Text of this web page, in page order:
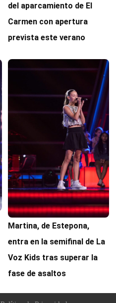
del aparcamiento de El
Carmen con apertura
prevista este verano
Martina, de Estepona,
entra en la semifinal de La
Voz Kids tras superar la
fase de asaltos